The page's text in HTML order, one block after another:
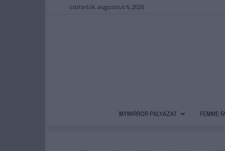
csütörtök, augusztus 6, 2026
MYMIRROR PÁLYÁZAT FEMME